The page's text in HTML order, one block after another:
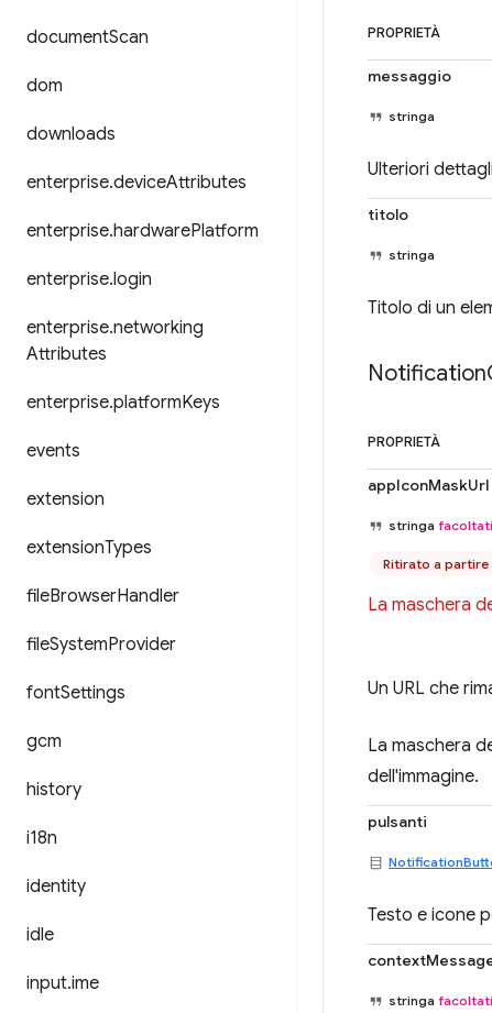
documentScan
dom
downloads
enterprise.deviceAttributes
enterprise.hardwarePlatform
enterprise.login
enterprise.networking
Attributes
enterprise.platformKeys
events
extension
extensionTypes
fileBrowserHandler
fileSystemProvider
fontSettings
gcm
history
i18n
identity
idle
input.ime
PROPRIETÀ
messaggio
stringa
Ulteriori
titolo
stringa
Titolo di un
Notification
PROPRIETÀ
appIconMaskUrl
stringa
Ritirato a partire
La maschera
Un URL che
La maschera
dell'immagine.
pulsanti
Testo e icone
stringa